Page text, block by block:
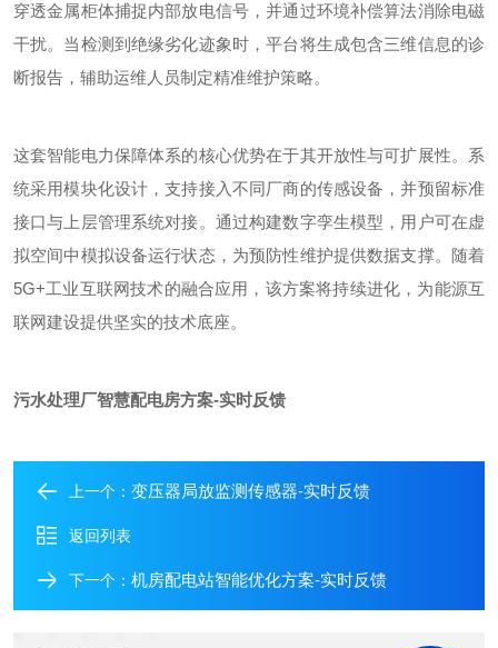
穿透金属柜体捕捉内部放电信号，并通过环境补偿算法消除电磁
干扰。当检测到绝缘劣化迹象时，平台将生成包含三维信息的诊
断报告，辅助运维人员制定精准维护策略。
这套智能电力保障体系的核心优势在于其开放性与可扩展性。系
统采用模块化设计，支持接入不同厂商的传感设备，并预留标准
接口与上层管理系统对接。通过构建数字孪生模型，用户可在虚
拟空间中模拟设备运行状态，为预防性维护提供数据支撑。随着
5G+工业互联网技术的融合应用，该方案将持续进化，为能源互
联网建设提供坚实的技术底座。
污水处理厂智慧配电房方案-实时反馈
上一个： 变压器局放监测传感器-实时反馈
返回列表
下一个： 机房配电站智能优化方案-实时反馈